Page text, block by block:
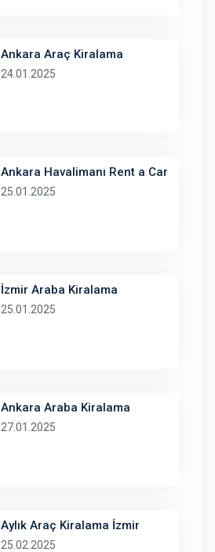
Ankara Araç Kiralama
24.01.2025
Ankara Havalimanı Rent a Car
25.01.2025
İzmir Araba Kiralama
25.01.2025
Ankara Araba Kiralama
27.01.2025
Aylık Araç Kiralama İzmir
25.02.2025